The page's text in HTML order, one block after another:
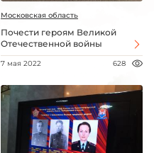
Московская область
Почести героям Великой
Отечественной войны
7 мая 2022 628